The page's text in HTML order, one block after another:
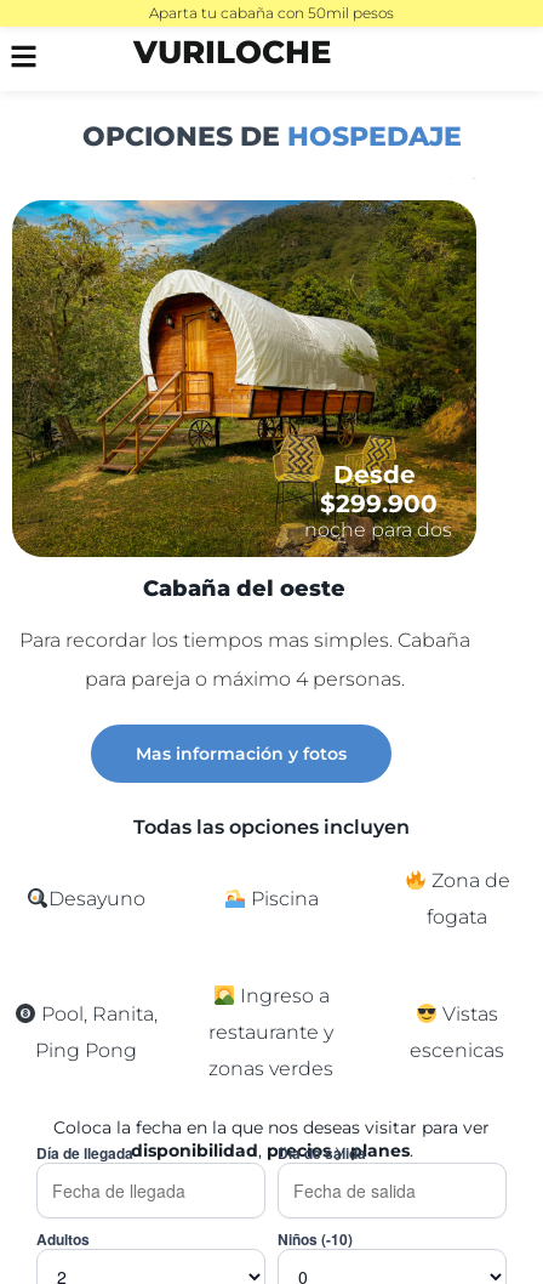
Aparta tu cabaña con 50mil pesos
VURILOCHE
OPCIONES DE HOSPEDAJE
Desde
$299.900
noche para dos
Cabaña del oeste
Para recordar los tiempos mas simples. Cabaña
para pareja o máximo 4 personas.
Mas información y fotos
Todas las opciones incluyen
Desayuno Piscina
Zona de
fogata
Pool, Ranita,
Ping Pong
Ingreso a
restaurante y
zonas verdes
Vistas
escenicas
Coloca la fecha en la que nos deseas visitar para ver
disponibilidad, preciosyplanes.
Día de llegada Día de salida
Adultos Niños (-10)